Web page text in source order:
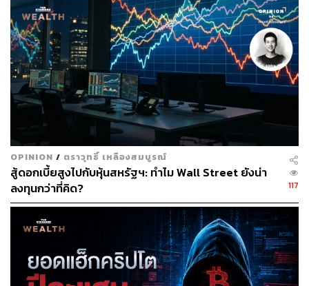
และทรัพย์สินทางปัญญา ซึ่งแต่เดิมยากต่อการลงทุน
เนื่องจากต้นทุนสูงหรือยากต่อการจัดการ แต่ Tokenization
กำลังจะเปิดโอกาสให้คนหน้าใหม่ๆ เข้าถึงการลงทุนมากขึ้น
สำหรับบิทคอยน์ ส่งท้ายปี 2567 ด้วยมูลค่าตลาดเพิ่มขึ้น
123.4%YTD เมื่อเทียบกับต้นปี ความสำเร็จนี้ทำให้บิทคอยน์
กลายเป็นสินทรัพย์ที่มีมูลค่าตลาดใหญ่เป็นอันดับ 7 ของโลก
แซงหน้า
Saudi Aramcoและเงิน ในบรรดาสินทรัพย์ที่มี
มูลค่าสูงสุด 10 อันดับแรกของโลก บิทคอยน์มีผลงานดีที่สุด
เป็นอันดับ 2 รองจาก NVIDIAและมีโอกาสที่ปี 2568 จะเป็นปี
ที่บิทคอยน์จะไต่อันดับสูงขึ้นเป็นสินทรัพย์ชั้นนำระดับโลก
เปิดโลกคริปโตในงาน Street of the Future: อีเวนต์ค
ริปโตที่แรกและที่เดียวในประเทศไทยที่พูดเรื่องคริปโต
สำหรับ ‘ทุกคน’
OPINION / ตราวุทธิ์ เหลืองสมบูรณ์
สู้ดอกเบี้ยสูงไปกับหุ้นสหรัฐฯ: ทำไม Wall Street ยังน่า
ลงทุนกว่าที่คิด?
117